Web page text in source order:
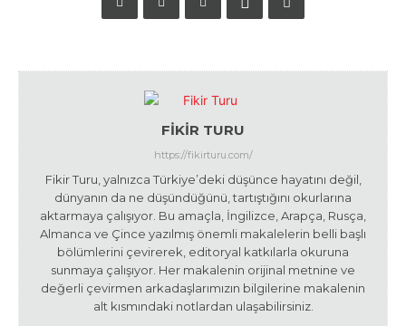
FIKIR TURU
https://fikirturu.com/
Fikir Turu, yalnızca Türkiye’deki düşünce hayatını değil,
dünyanın da ne düşündüğünü, tartıştığını okurlarına
aktarmaya çalışıyor. Bu amaçla, İngilizce, Arapça, Rusça,
Almanca ve Çince yazılmış önemli makalelerin belli başlı
bölümlerini çevirerek, editoryal katkılarla okuruna
sunmaya çalışıyor. Her makalenin orijinal metnine ve
değerli çevirmen arkadaşlarımızın bilgilerine makalenin
alt kısmındaki notlardan ulaşabilirsiniz.